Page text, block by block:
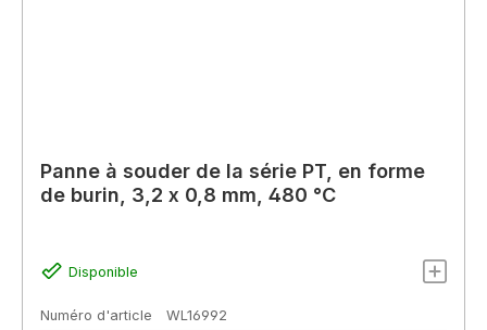
Panne à souder de la série PT, en forme
de burin, 3,2 x 0,8 mm, 480 °C
Disponible
Numéro d'article
WL16992